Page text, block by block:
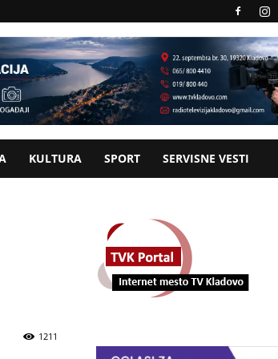
KULTURA SPORT SERVISNE VESTI
1211